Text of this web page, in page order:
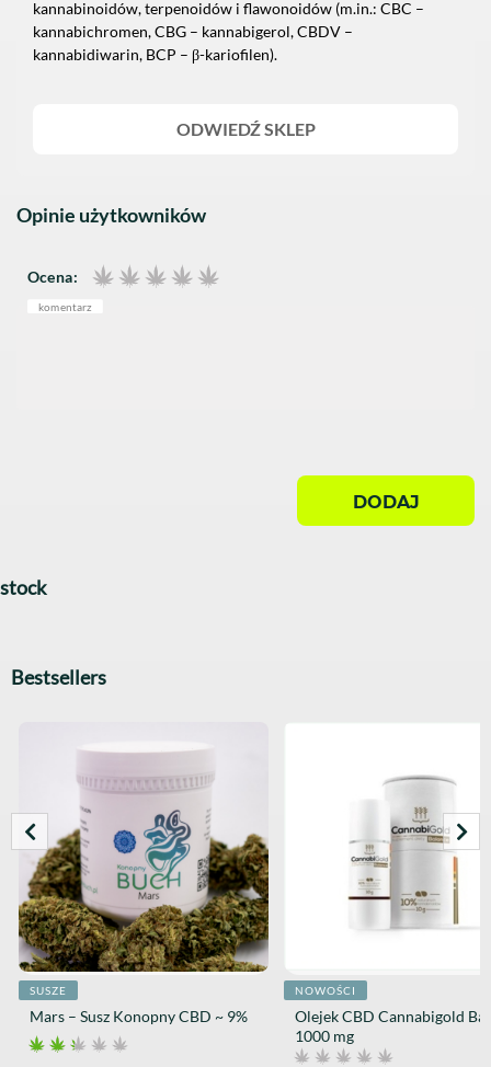
Opinie użytkowników
Ocena:
komentarz
DODAJ
kannabinoidów, terpenoidów i flawonoidów (m.in.: CBC –
kannabichromen, CBG – kannabigerol, CBDV –
kannabidiwarin, BCP – β-kariofilen).
ODWIEDŹ SKLEP
stock
Bestsellers
SUSZE
Mars – Susz Konopny CBD ~ 9%
NOWOŚCI
Olejek CBD Cannabigold
1000 mg